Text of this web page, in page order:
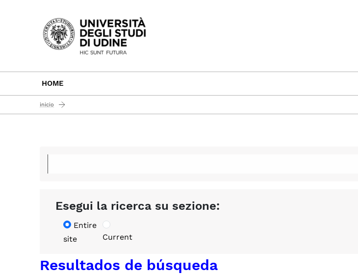
Passa al contenuto principale
HOME
inicio
Esegui la ricerca su sezione:
Entire
site
Current
Resultados de búsqueda